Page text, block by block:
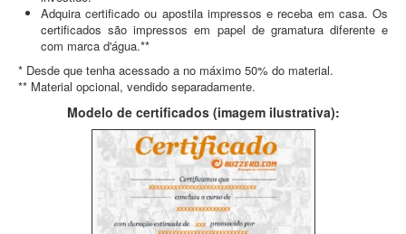
Adquira certificado ou apostila impressos e receba em casa. Os
certificados são impressos em papel de gramatura diferente e
com marca d'água.**
* Desde que tenha acessado a no máximo 50% do material.
** Material opcional, vendido separadamente.
Modelo de certificados (imagem ilustrativa):